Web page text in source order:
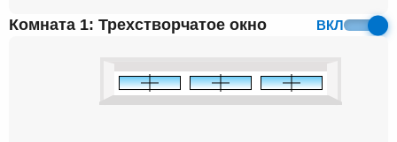
Комната 1: Трехстворчатое окно ВКЛ